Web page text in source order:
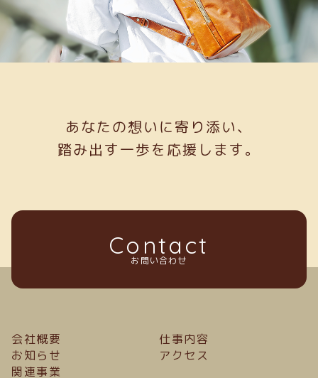
あなたの想いに寄り添い、
踏み出す一歩を応援します。
Contact
お問い合わせ
会社概要
仕事内容
お知らせ
アクセス
関連事業